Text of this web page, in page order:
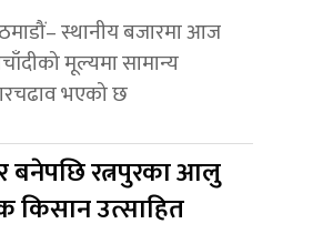
स्थानीय बजारमा आज
मूल्यमा सामान्य
भएको छ
बनेपछि रत्नपुरका आलु
किसान उत्साहित